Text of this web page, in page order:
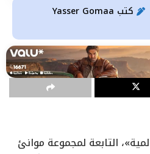
كتب
التابعة لمجموعة موانئ